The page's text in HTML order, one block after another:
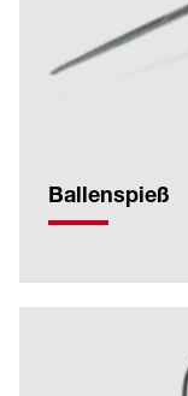
Ballenspieß